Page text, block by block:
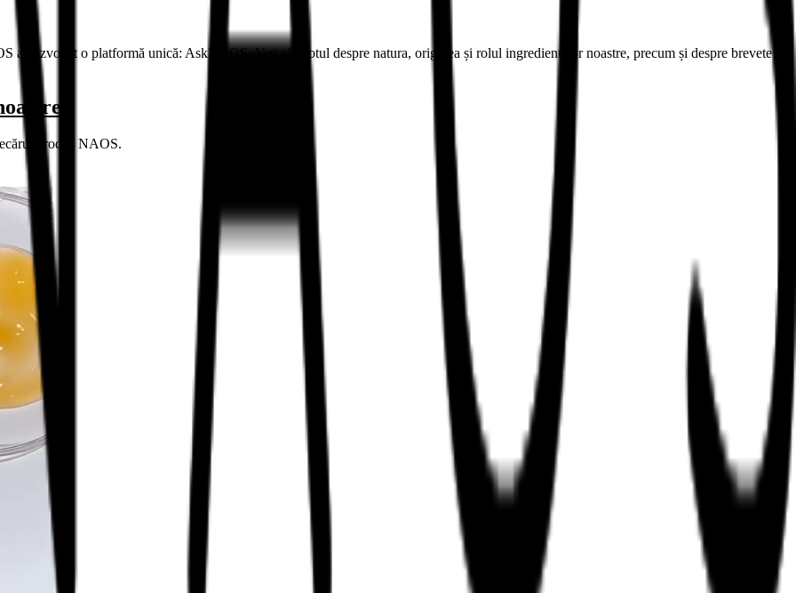
a dezvoltat o platformă unică: AskNAOS. Veți afla totul despre natura, originea și rolul ingredientelor noastre, precum și despre brevete și
produs NAOS.